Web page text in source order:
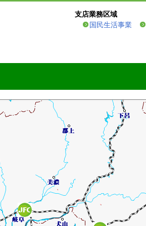
支店業務区域
国民生活事業